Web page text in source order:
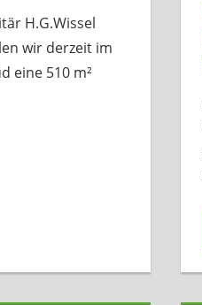
H.G.Wissel
wir derzeit im
eine 510 m²